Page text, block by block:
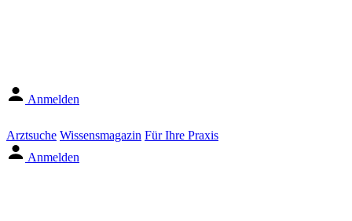
Anmelden
Arztsuche Wissensmagazin Für Ihre Praxis
Anmelden